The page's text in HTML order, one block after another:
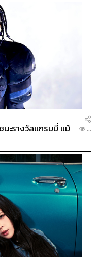
ะรางวัลแกรมมี่ แม้
...